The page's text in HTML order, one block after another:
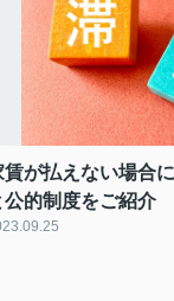
賃が払えない場合
公的制度をご紹介